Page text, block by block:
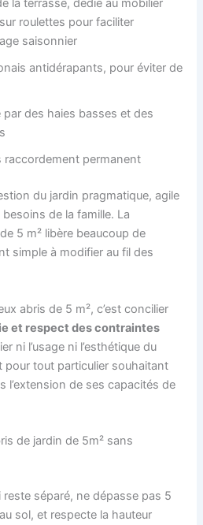
la terrasse, dédié au mobilier
roulettes pour faciliter
saisonnier
antidérapants, pour éviter de
des haies basses et des
raccordement permanent
du jardin pragmatique, agile
de la famille. La
5 m² libère beaucoup de
simple à modifier au fil des
abris de 5 m², c’est concilier
et respect des contraintes
ni l’usage ni l’esthétique du
pour tout particulier souhaitant
l’extension de ses capacités de
de jardin de 5m² sans
séparé, ne dépasse pas 5
sol, et respecte la hauteur